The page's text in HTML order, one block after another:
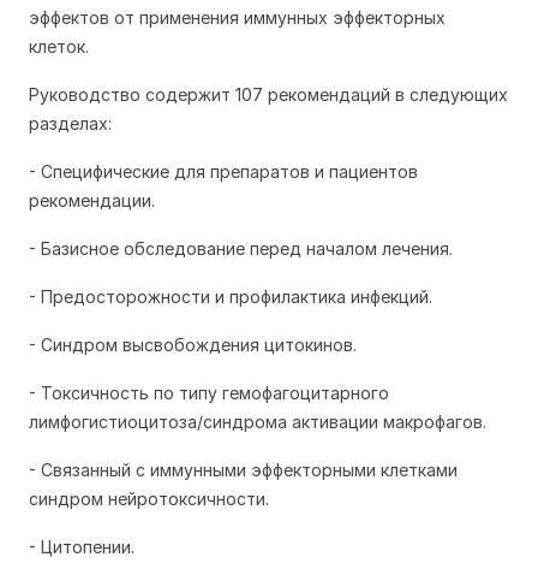
эффектов от применения иммунных эффекторных
клеток.
Руководство содержит 107 рекомендаций в следующих
разделах:
- Специфические для препаратов и пациентов
рекомендации.
- Базисное обследование перед началом лечения.
- Предосторожности и профилактика инфекций.
- Синдром высвобождения цитокинов.
- Токсичность по типу гемофагоцитарного
лимфогистиоцитоза/синдрома активации макрофагов.
- Связанный с иммунными эффекторными клетками
синдром нейротоксичности.
- Цитопении.